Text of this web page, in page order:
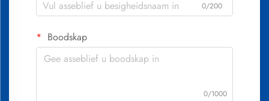
0/200
Boodskap
0/1000